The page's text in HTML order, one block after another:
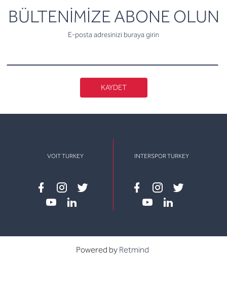
BÜLTENİMİZE ABONE OLUN
E-posta adresinizi buraya girin
newsletter
KAYDET
VOIT TURKEY
Facebook
instagram
twitter
INTERSPOR TURKEY
Facebook
instagram
twitter
Powered by Retmind